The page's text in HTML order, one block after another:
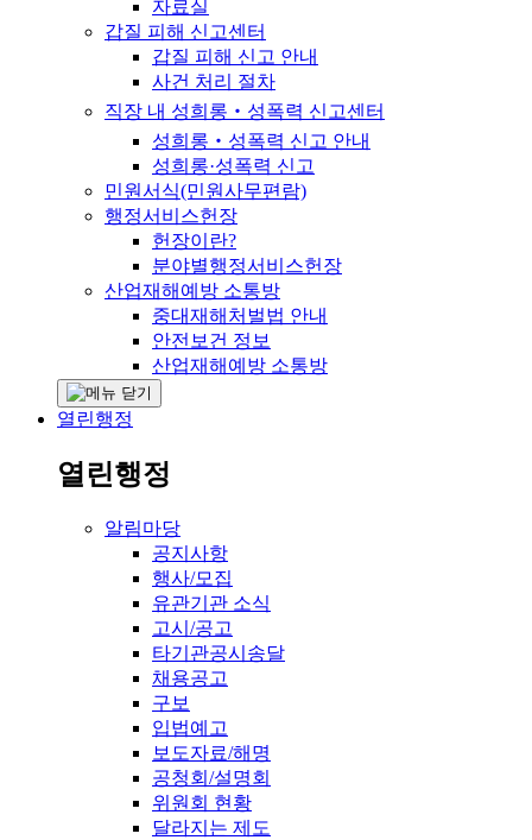
자료실
갑질 피해 신고센터
갑질 피해 신고 안내
사건 처리 절차
직장 내 성희롱‧성폭력 신고센터
성희롱‧성폭력 신고 안내
성희롱·성폭력 신고
민원서식(민원사무편람)
행정서비스헌장
헌장이란?
분야별행정서비스헌장
산업재해예방 소통방
중대재해처벌법 안내
안전보건 정보
산업재해예방 소통방
열린행정
열린행정
알림마당
공지사항
행사/모집
유관기관 소식
고시/공고
타기관공시송달
채용공고
구보
입법예고
보도자료/해명
공청회/설명회
위원회 현황
달라지는 제도